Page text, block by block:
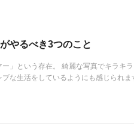
やるべき3つのこと
」という存在。 綺麗な写真でキラキラ
な生活をしているようにも感じられま